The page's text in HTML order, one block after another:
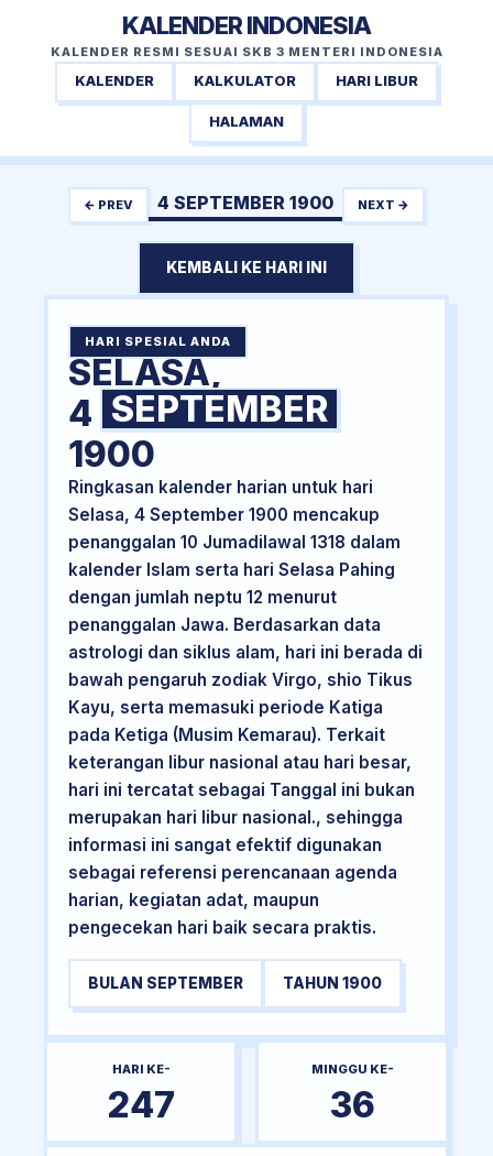
KALENDER INDONESIA
KALENDER RESMI SESUAI SKB 3 MENTERI INDONESIA
KALENDER KALKULATOR HARI LIBUR
HALAMAN
← PREV 4 SEPTEMBER 1900 NEXT →
KEMBALI KE HARI INI
HARI SPESIAL ANDA
SELASA,
4 SEPTEMBER
1900
Ringkasan kalender harian untuk hari
Selasa, 4 September 1900 mencakup
penanggalan 10 Jumadilawal 1318 dalam
kalender Islam serta hari Selasa Pahing
dengan jumlah neptu 12 menurut
penanggalan Jawa. Berdasarkan data
astrologi dan siklus alam, hari ini berada di
bawah pengaruh zodiak Virgo, shio Tikus
Kayu, serta memasuki periode Katiga
pada Ketiga (Musim Kemarau). Terkait
keterangan libur nasional atau hari besar,
hari ini tercatat sebagai Tanggal ini bukan
merupakan hari libur nasional., sehingga
informasi ini sangat efektif digunakan
sebagai referensi perencanaan agenda
harian, kegiatan adat, maupun
pengecekan hari baik secara praktis.
BULAN SEPTEMBER TAHUN 1900
HARI KE-
247
MINGGU KE-
36